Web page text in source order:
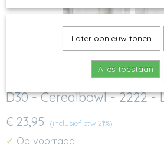
Later opnieuw tonen
Alles toestaan
D30 - Cerealbowl - 2222 -
€ 23,95 (inclusief btw 21%)
✓ Op voorraad